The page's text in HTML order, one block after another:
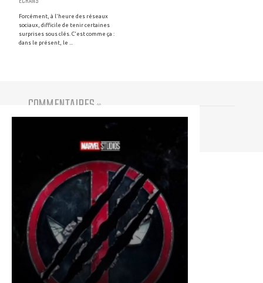
Forcément, à l'heure des réseaux
sociaux, difficile de tenir certaines
surprises sous clés. C'est comme ça :
dans le présent, le ...
COMMENTAIRES (0)